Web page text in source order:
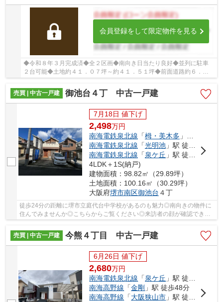
会員登録をして限定物件を見る
◆令和８年３月完成済◆全２区画◆南向き日当たり良好◆並列に駐車
２台可能◆土地約４１．０７坪～約４１．５１坪◆前面道路約６．１
ｍ◆
売買 | 中古一戸建
御池台４丁 中古一戸建
7月18日 値下げ
2,498万円
南海電鉄泉北線 「栂・美木多 」駅 徒歩49分
南海電鉄泉北線 「光明池」駅 徒歩53分
南海電鉄泉北線 「泉ケ丘 」駅 徒歩70分
4LDK＋1S(納戸)
建物面積：98.82㎡（29.89坪）
土地面積：100.16㎡（30.29坪）
大阪府堺市南区御池台 ４丁
徒歩24分の距離に堺市立庭代台中学校があるのも魅力◎南向きの物件に
住んでみませんか◎こちらからご覧ください◎来訪者の顔が確認でき
売買 | 中古一戸建
今熊４丁目 中古一戸建
6月26日 値下げ
2,680万円
南海電鉄泉北線 「泉ケ丘 」駅 徒歩41分
南海高野線 「金剛 」駅 徒歩48分
南海高野線 「大阪狭山市 」駅 徒歩49分